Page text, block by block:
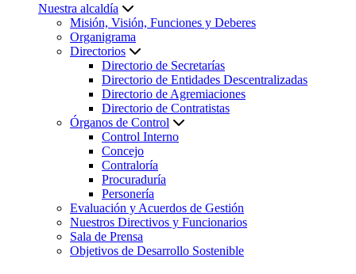
Nuestra alcaldía
Misión, Visión, Funciones y Deberes
Organigrama
Directorios
Directorio de Secretarías
Directorio de Entidades Descentralizadas
Directorio de Agremiaciones
Directorio de Contratistas
Órganos de Control
Control Interno
Concejo
Contraloría
Procuraduría
Personería
Evaluación y Acuerdos de Gestión
Nuestros Directivos y Funcionarios
Sala de Prensa
Objetivos de Desarrollo Sostenible